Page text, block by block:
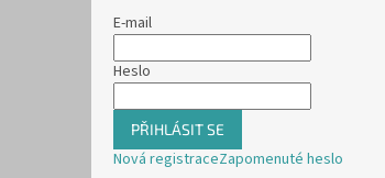
E-mail
Heslo
PŘIHLÁSIT SE
Nová registraceZapomenuté heslo